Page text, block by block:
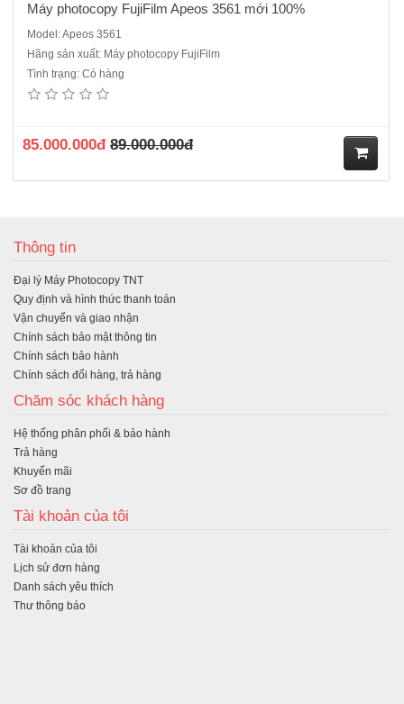
Máy photocopy FujiFilm Apeos 3561 mới 100%
Model: Apeos 3561
Hãng sản xuất: Máy photocopy FujiFilm
Tình trạng: Có hàng
85.000.000đ 89.000.000đ
Thông tin
Đại lý Máy Photocopy TNT
Quy định và hình thức thanh toán
Vận chuyển và giao nhận
Chính sách bảo mật thông tin
Chính sách bảo hành
Chính sách đổi hàng, trả hàng
Chăm sóc khách hàng
Hệ thống phân phối & bảo hành
Trả hàng
Khuyến mãi
Sơ đồ trang
Tài khoản của tôi
Tài khoản của tôi
Lịch sử đơn hàng
Danh sách yêu thích
Thư thông báo